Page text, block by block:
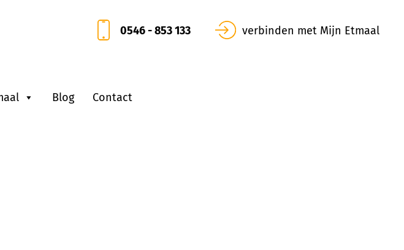
0546 - 853 133 verbinden met Mijn Etmaal
Blog Contact